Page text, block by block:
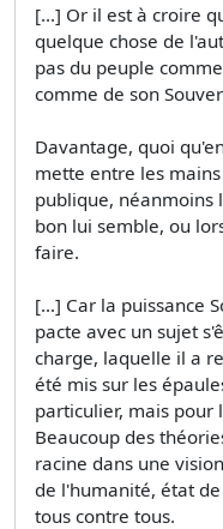
[...] Or il est à croire
quelque chose de
pas du peuple
comme de son
Davantage, quoi
mette entre les
publique, néanmoins
bon lui semble, ou
faire.
[...] Car la puissance
pacte avec un sujet
charge, laquelle il a
été mis sur les
particulier, mais pour
Beaucoup des
racine dans une
de l'humanité, état
tous contre tous.